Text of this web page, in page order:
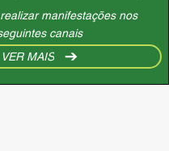
manifestações nos
canais
VER MAIS